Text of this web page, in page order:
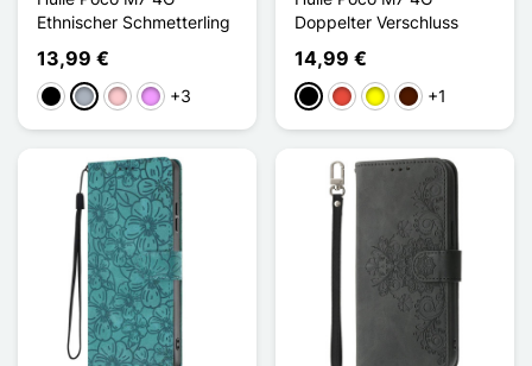
Ethnischer Schmetterling
13,99 €
Schwarz
GrauPinkHellviolett
+3
Doppelter Verschluss
14,99 €
Schwarz
Rot GelbDunkelbraun
+1